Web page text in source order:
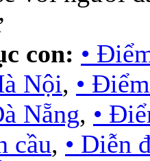
con: •
Nội, •
Nẵng, •
cầu, • Diễn